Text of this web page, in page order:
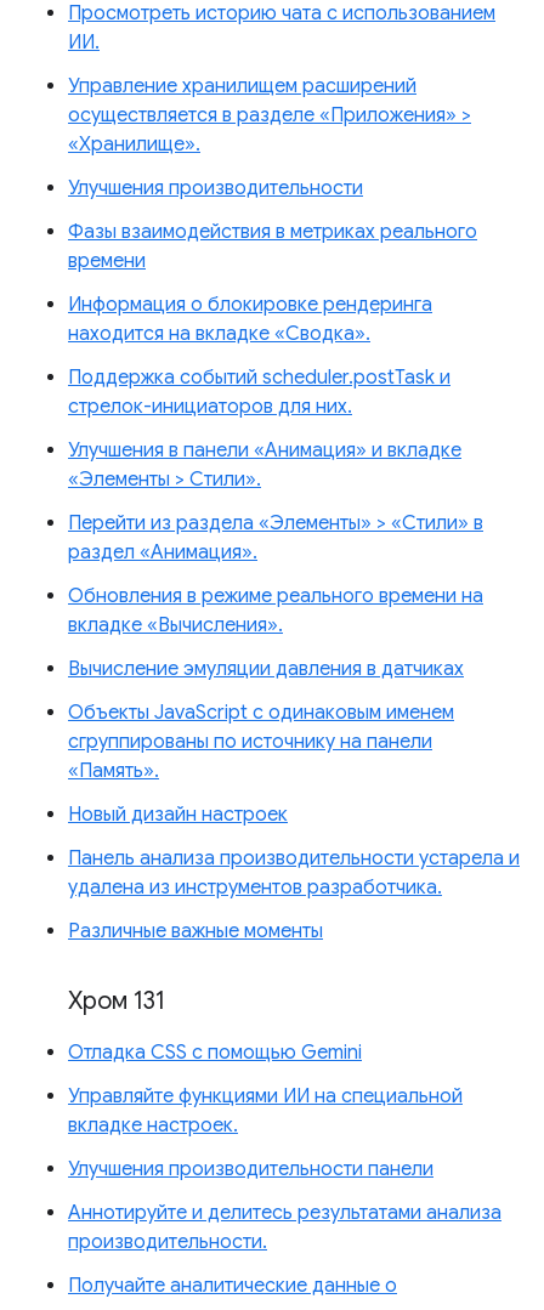
Просмотреть историю чата с использованием
ИИ.
Управление хранилищем расширений
осуществляется в разделе «Приложения» >
«Хранилище».
Улучшения производительности
Фазы взаимодействия в метриках реального
времени
Информация о блокировке рендеринга
находится на вкладке «Сводка».
Поддержка событий scheduler.postTask и
стрелок-инициаторов для них.
Улучшения в панели «Анимация» и вкладке
«Элементы > Стили».
Перейти из раздела «Элементы» > «Стили» в
раздел «Анимация».
Обновления в режиме реального времени на
вкладке «Вычисления».
Вычисление эмуляции давления в датчиках
Объекты JavaScript с одинаковым именем
сгруппированы по источнику на панели
«Память».
Новый дизайн настроек
Панель анализа производительности устарела и
удалена из инструментов разработчика.
Различные важные моменты
Хром 131
Отладка CSS с помощью Gemini
Управляйте функциями ИИ на специальной
вкладке настроек.
Улучшения производительности панели
Аннотируйте и делитесь результатами анализа
производительности.
Получайте аналитические данные о